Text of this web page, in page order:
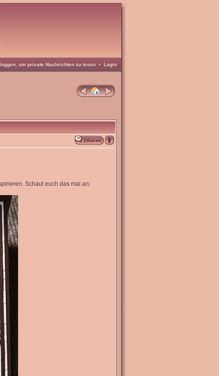
um private Nachrichten zu lesen • Login
Schaut euch das mal an: